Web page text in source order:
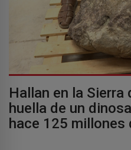
Hallan en la Sierra
huella de un
hace 125 millones